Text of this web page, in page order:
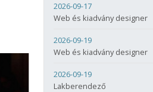
2026-09-17
Web és kiadvány designer
2026-09-19
Web és kiadvány designer
2026-09-19
Lakberendező